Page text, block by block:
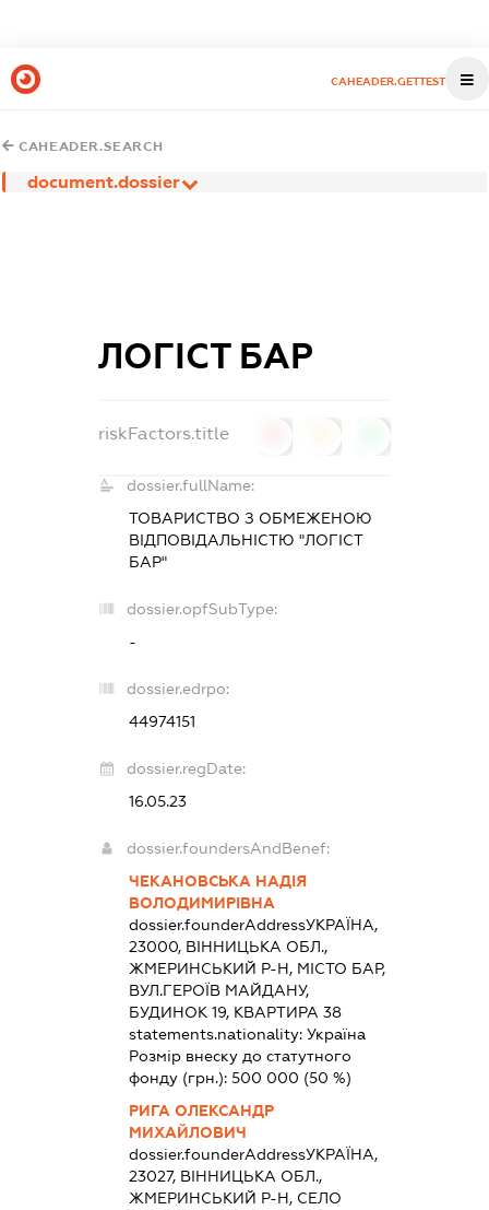
CAHEADER.GETTEST
CAHEADER.SEARCH
document.dossier
ЛОГІСТ БАР
riskFactors.title
dossier.fullName:
ТОВАРИСТВО З ОБМЕЖЕНОЮ
ВІДПОВІДАЛЬНІСТЮ "ЛОГІСТ
БАР"
dossier.opfSubType:
-
dossier.edrpo:
44974151
dossier.regDate:
16.05.23
dossier.foundersAndBenef:
ЧЕКАНОВСЬКА НАДІЯ
ВОЛОДИМИРІВНА
dossier.founderAddressУКРАЇНА,
23000, ВІННИЦЬКА ОБЛ.,
ЖМЕРИНСЬКИЙ Р-Н, МІСТО БАР,
ВУЛ.ГЕРОЇВ МАЙДАНУ,
БУДИНОК 19, КВАРТИРА 38
statements.nationality:Україна
Розмір внеску до статутного
фонду (грн.):500 000 (50 %)
РИГА ОЛЕКСАНДР
МИХАЙЛОВИЧ
dossier.founderAddressУКРАЇНА,
23027, ВІННИЦЬКА ОБЛ.,
ЖМЕРИНСЬКИЙ Р-Н, СЕЛО